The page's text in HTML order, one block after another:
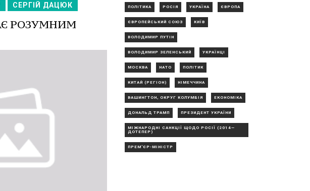
СЕРГІЙ ДАЦЮК
РОЗУМНИМ
ПОЛІТИКА РОСІЯ УКРАЇНА ЄВРОПА
ЄВРОПЕЙСЬКИЙ СОЮЗ КИЇВ
ВОЛОДИМИР ПУТІН
ВОЛОДИМИР ЗЕЛЕНСЬКИЙ УКРАЇНЦІ
МОСКВА НАТО ПОЛІТИК
КИТАЙ (РЕГІОН) НІМЕЧЧИНА
ВАШИНГТОН, ОКРУГ КОЛУМБІЯ ЕКОНОМІКА
ДОНАЛЬД ТРАМП ПРЕЗИДЕНТ УКРАЇНИ
МІЖНАРОДНІ САНКЦІЇ ЩОДО РОСІЇ (2014—
ДОТЕПЕР)
ПРЕМ'ЄР-МІНІСТР